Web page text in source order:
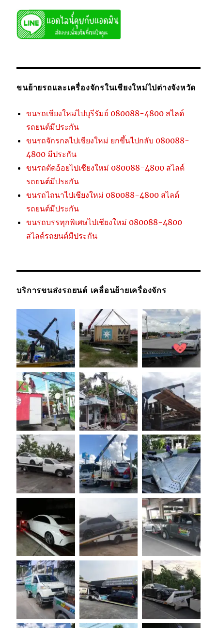
ขนย้ายรถและเครื่องจักรในเชียงใหม่ไปต่างจังหวัด
ขนรถเชียงใหม่ไปบุรีรัมย์ 080088-4800 สไลด์
รถยนต์มีประกัน
ขนรถจักรกลไปเชียงใหม่ ยกขึ้นไปกลับ 080088-
4800 มีประกัน
ขนรถตัดอ้อยไปเชียงใหม่ 080088-4800 สไลด์
รถยนต์มีประกัน
ขนรถไถนาไปเชียงใหม่ 080088-4800 สไลด์
รถยนต์มีประกัน
ขนรถบรรทุกพิเศษไปเชียงใหม่ 080088-4800
สไลด์รถยนต์มีประกัน
บริการขนส่งรถยนต์ เคลื่อนย้ายเครื่องจักร